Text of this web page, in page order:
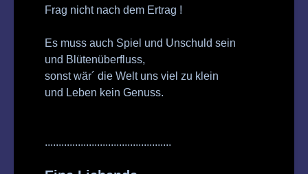
Frag nicht nach dem Ertrag !
Es muss auch Spiel und Unschuld sein
und Blütenüberfluss,
sonst wär´ die Welt uns viel zu klein
und Leben kein Genuss.
..............................................